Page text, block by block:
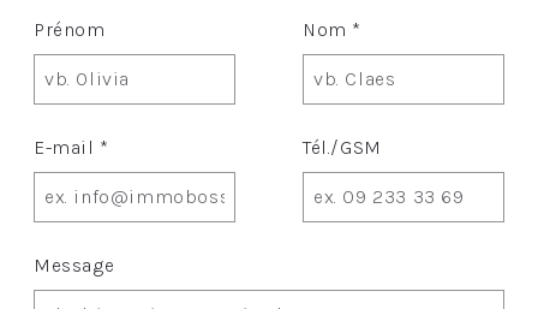
Prénom Nom *
E-mail * Tél./GSM
Message